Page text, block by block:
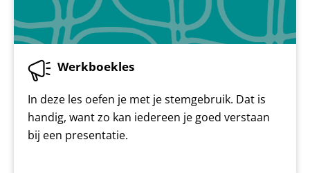
Werkboekles
In deze les oefen je met je stemgebruik. Dat is
handig, want zo kan iedereen je goed verstaan
bij een presentatie.